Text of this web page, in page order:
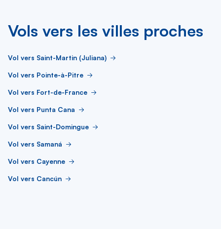
Vols vers les villes proches
Vol vers Saint-Martin (Juliana)
Vol vers Pointe-à-Pitre
Vol vers Fort-de-France
Vol vers Punta Cana
Vol vers Saint-Domingue
Vol vers Samaná
Vol vers Cayenne
Vol vers Cancún